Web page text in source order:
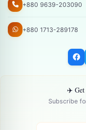
+880 9639-203090
+880 1713-289178
✈️ Get
Subscribe